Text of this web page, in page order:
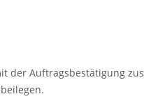
der Auftragsbestätigung